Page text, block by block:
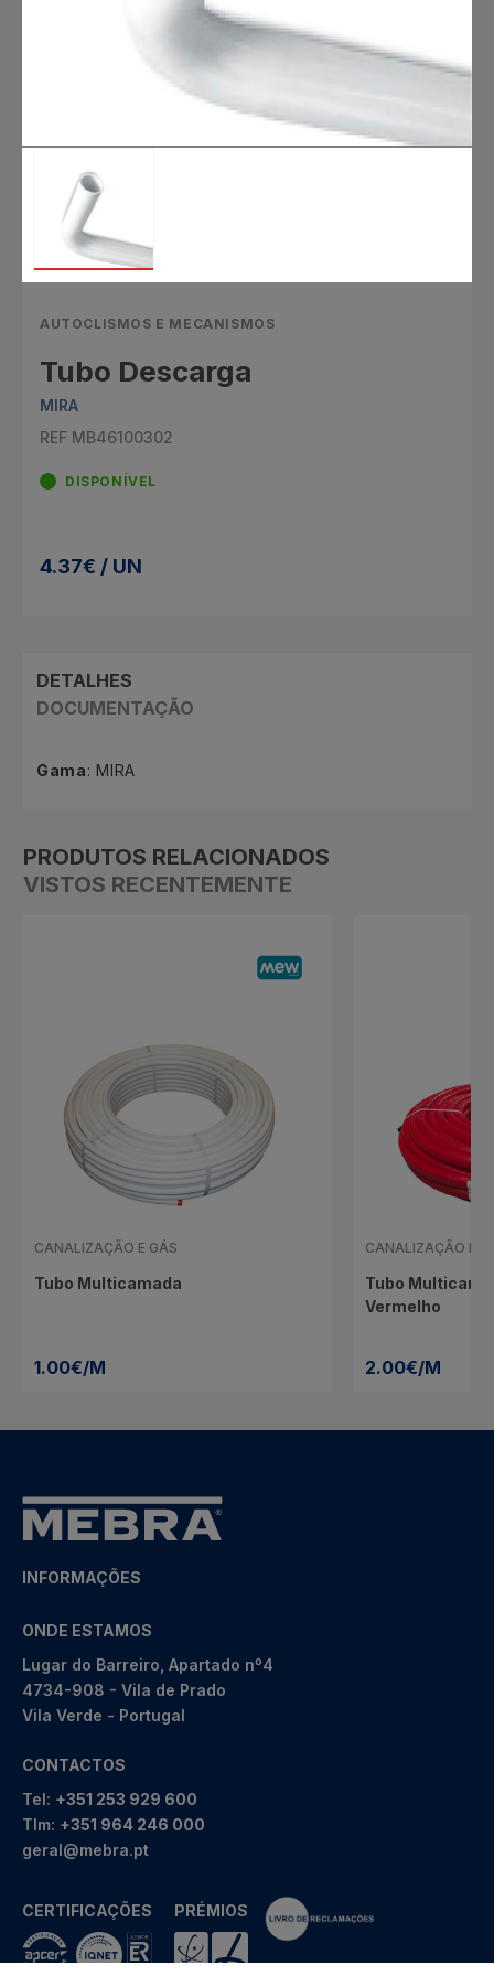
AUTOCLISMOS E MECANISMOS
Tubo Descarga
MIRA
REF MB46100302
DISPONÍVEL
4.37€ / UN
DETALHES
DOCUMENTAÇÃO
Gama: MIRA
PRODUTOS RELACIONADOS
VISTOS RECENTEMENTE
CANALIZAÇÃO E GÁS
Tubo Multicamada
1.00€/M
CANALIZAÇÃO E
Tubo
Vermelho
2.00€/M
INFORMAÇÕES
ONDE ESTAMOS
Lugar do Barreiro, Apartado nº4
4734-908 - Vila de Prado
Vila Verde - Portugal
CONTACTOS
Tel: +351 253 929 600
Tlm: +351 964 246 000
geral@mebra.pt
CERTIFICAÇÕES PRÉMIOS